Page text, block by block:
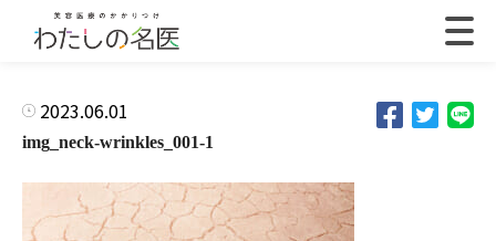
2023.06.01
img_neck-wrinkles_001-1